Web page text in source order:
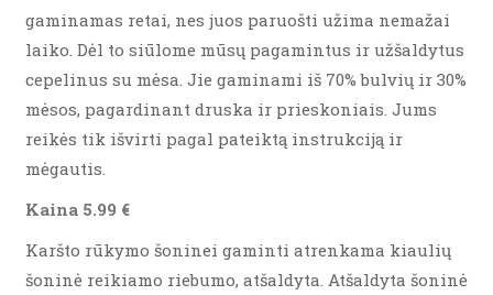
gaminamas retai, nes juos paruošti užima nemažai
laiko. Dėl to siūlome mūsų pagamintus ir užšaldytus
cepelinus su mėsa. Jie gaminami iš 70% bulvių ir 30%
mėsos, pagardinant druska ir prieskoniais. Jums
reikės tik išvirti pagal pateiktą instrukciją ir
mėgautis.
Kaina 5.99 €
Karšto rūkymo šoninei gaminti atrenkama kiaulių
šoninė reikiamo riebumo, atšaldyta. Atšaldyta šoninė